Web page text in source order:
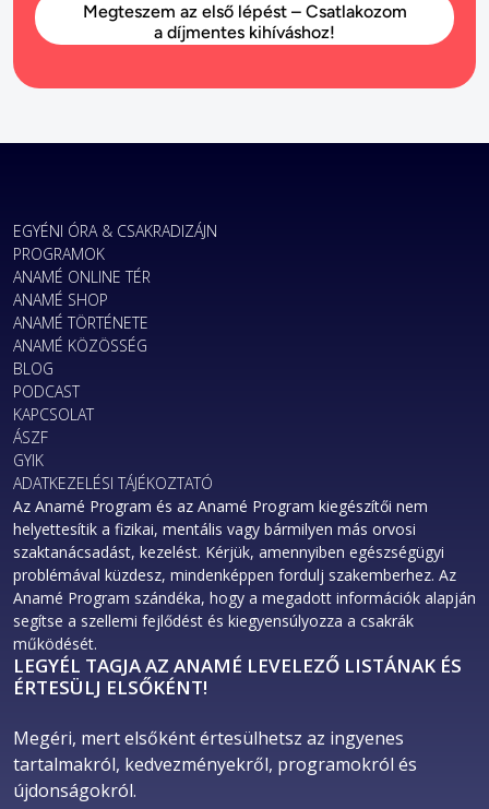
Megteszem az első lépést – Csatlakozom
a díjmentes kihíváshoz!
EGYÉNI ÓRA & CSAKRADIZÁJN
PROGRAMOK
ANAMÉ ONLINE TÉR
ANAMÉ SHOP
ANAMÉ TÖRTÉNETE
ANAMÉ KÖZÖSSÉG
BLOG
PODCAST
KAPCSOLAT
ÁSZF
GYIK
ADATKEZELÉSI TÁJÉKOZTATÓ
Az Anamé Program és az Anamé Program kiegészítői nem
helyettesítik a fizikai, mentális vagy bármilyen más orvosi
szaktanácsadást, kezelést. Kérjük, amennyiben egészségügyi
problémával küzdesz, mindenképpen fordulj szakemberhez. Az
Anamé Program szándéka, hogy a megadott információk alapján
segítse a szellemi fejlődést és kiegyensúlyozza a csakrák
működését.
LEGYÉL TAGJA AZ ANAMÉ LEVELEZŐ LISTÁNAK ÉS
ÉRTESÜLJ ELSŐKÉNT!
Megéri, mert elsőként értesülhetsz az ingyenes
tartalmakról, kedvezményekről, programokról és
újdonságokról.